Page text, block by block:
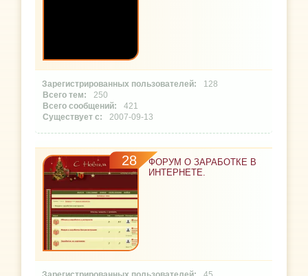
128
250
421
2007-09-13
28
ФОРУМ О ЗАРАБОТКЕ В
ИНТЕРНЕТЕ.